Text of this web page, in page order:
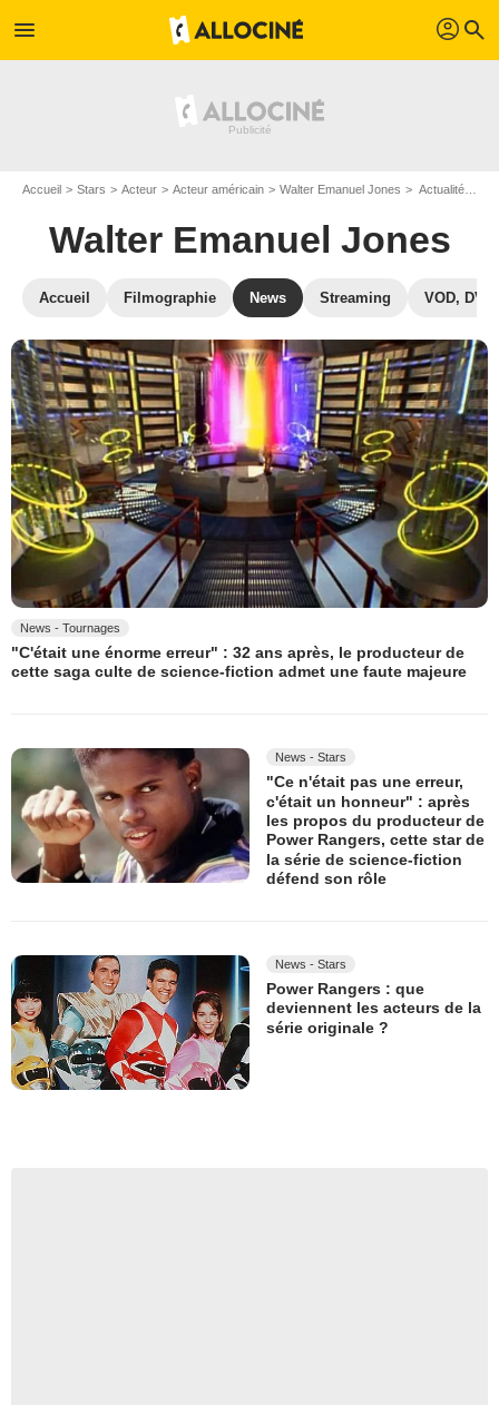
menu profil search
Accueil Stars Acteur Acteur américain Walter Emanuel Jones Actualité Walter Emanuel Jones
Walter Emanuel Jones
Accueil Filmographie News Streaming VOD, DVD
News - Tournages
"C'était une énorme erreur" : 32 ans après, le producteur de
cette saga culte de science-fiction admet une faute majeure
News - Stars
"Ce n'était pas une erreur,
c'était un honneur" : après
les propos du producteur de
Power Rangers, cette star de
la série de science-fiction
défend son rôle
News - Stars
Power Rangers : que
deviennent les acteurs de la
série originale ?